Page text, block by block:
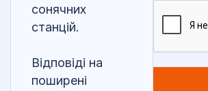
сонячних
станцій.
Відповіді на
поширені